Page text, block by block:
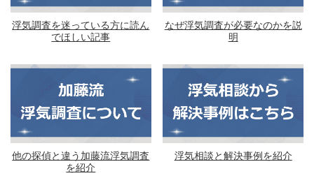
浮気調査を迷っている方に読ん
でほしい記事
なぜ浮気調査が必要なのかを説
明
他の探偵と違う加藤流浮気調査
を紹介
浮気相談と解決事例を紹介